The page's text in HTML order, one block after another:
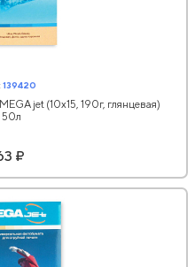
139420
jet (10х15, 190г, глянцевая)
50л
₽